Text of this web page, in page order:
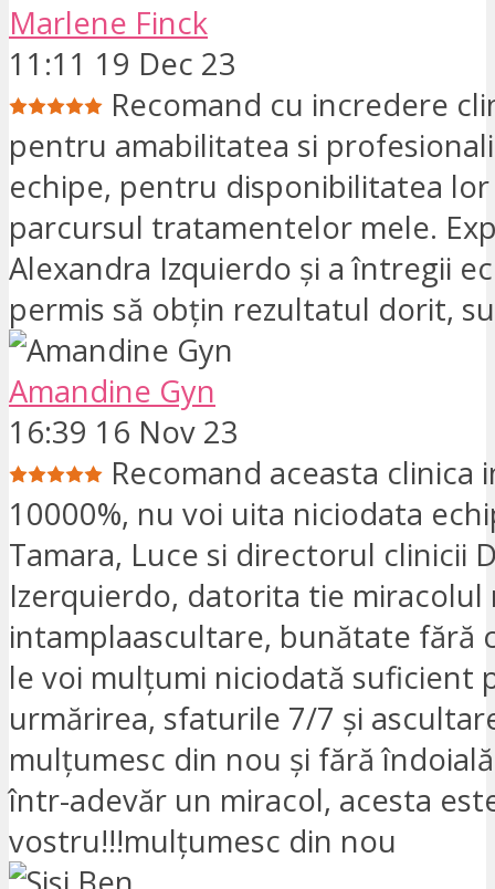
Marlene Finck
11:11 19 Dec 23
Recomand cu incredere
pentru amabilitatea si
echipe, pentru disponibilitatea
parcursul tratamentelor mele.
Alexandra Izquierdo și a întregii
permis să obțin rezultatul dorit,
Amandine Gyn
16:39 16 Nov 23
Recomand aceasta clinica
10000%, nu voi uita niciodata
Tamara, Luce si directorul clinicii
Izerquierdo, datorita tie miracolul
intamplaascultare, bunătate fără
le voi mulțumi niciodată suficient
urmărirea, sfaturile 7/7 și
mulțumesc din nou și fără
într-adevăr un miracol, acesta
vostru!!!mulțumesc din nou